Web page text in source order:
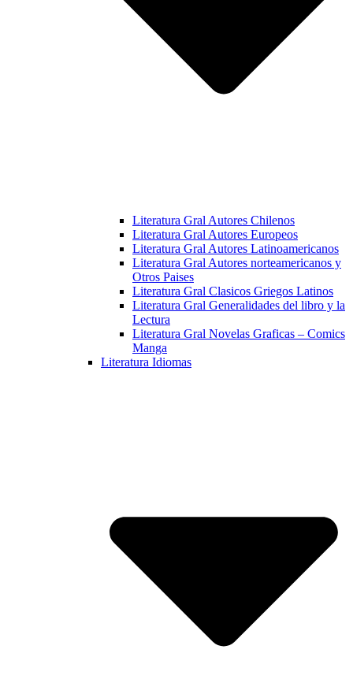
Literatura Gral Autores Chilenos
Literatura Gral Autores Europeos
Literatura Gral Autores Latinoamericanos
Literatura Gral Autores norteamericanos y
Otros Paises
Literatura Gral Clasicos Griegos Latinos
Literatura Gral Generalidades del libro y la
Lectura
Literatura Gral Novelas Graficas – Comics
Manga
Literatura Idiomas